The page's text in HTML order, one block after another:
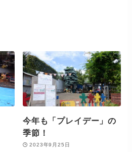
今年も「プレイデー」の
季節！
2023年9月25日